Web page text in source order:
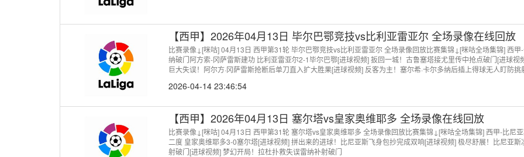
【西甲】2026年04月13日 毕尔巴鄂竞技vs比利亚雷亚尔 全场录像在线回放
比赛录像↓[咪咕] 04月13日 西甲第31轮 毕尔巴鄂竞技vs比利亚雷亚尔 全场录像回放比赛集锦↓[咪咕全场集锦] 西甲
纳破门阿方索-冈萨雷斯建功 比利亚雷亚尔2-1毕尔巴鄂[进球视频] 扳回一城！古鲁塞塔接尤里传中抢点破门[进球视
巨大失误！阿尔方·冈萨雷斯抢断后单刀直入扩大胜果[进球视频] 反客为主！塞尔希·卡尔多纳后插上得球无人盯防挑
2026-04-14 23:46:54
【西甲】2026年04月13日 塞尔塔vs皇家奥维耶多 全场录像在线回放
比赛录像↓[咪咕] 04月13日 西甲第31轮 塞尔塔vs皇家奥维耶多 全场录像回放比赛集锦↓[咪咕全场集锦] 西甲-比尼
二度 皇家奥维耶多3-0塞尔塔[进球视频] 拼出来的进球！比尼亚斯飞身包抄完成双响[进球视频] 极尽舒展！比尼亚斯
射破门[进球视频] 梦幻开局！拉杜扑救失误雷纳补射破门